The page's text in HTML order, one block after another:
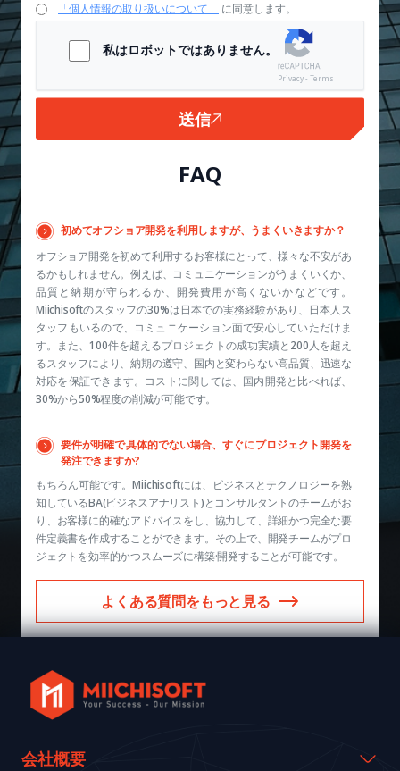
「個人情報の取り扱いについて」 に同意します。
私はロボットではありません。
Privacy - Terms
送信
FAQ
初めてオフショア開発を利用しますが、うまくいきますか？
オフショア開発を初めて利用するお客様にとって、様々な不安があ
るかもしれません。例えば、コミュニケーションがうまくいくか、
品質と納期が守られるか、開発費用が高くないかなどです。
Miichisoftのスタッフの30%は日本での実務経験があり、日本人ス
タッフもいるので、コミュニケーション面で安心していただけま
す。また、100件を超えるプロジェクトの成功実績と200人を超え
るスタッフにより、納期の遵守、国内と変わらない高品質、迅速な
対応を保証できます。コストに関しては、国内開発と比べれば、
30%から50%程度の削減が可能です。
要件が明確で具体的でない場合、すぐにプロジェクト開発を
発注できますか?
もちろん可能です。Miichisoftには、ビジネスとテクノロジーを熟
知しているBA(ビジネスアナリスト)とコンサルタントのチームがお
り、お客様に的確なアドバイスをし、協力して、詳細かつ完全な要
件定義書を作成することができます。その上で、開発チームがプロ
ジェクトを効率的かつスムーズに構築·開発することが可能です。
よくある質問をもっと見る
会社概要